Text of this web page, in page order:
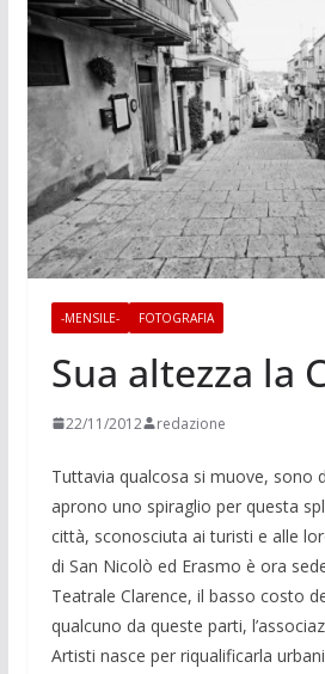
-MENSILE- FOTOGRAFIA
Sua altezza la
22/11/2012 redazione
Tuttavia qualcosa si muove, sono
aprono uno spiraglio per questa
città, sconosciuta ai turisti e alle
di San Nicolò ed Erasmo è ora
Teatrale Clarence, il basso costo
qualcuno da queste parti,
Artisti nasce per riqualificarla